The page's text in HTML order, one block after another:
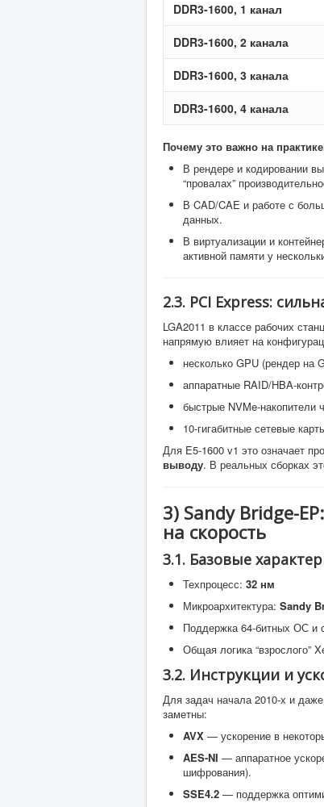
DDR3-1600, 1 канал
DDR3-1600, 2 канала
DDR3-1600, 3 канала
DDR3-1600, 4 канала
Почему это важно на
В рендере и кодировании
“провалах”
В CAD/CAE и работе с
данных.
В виртуализации и
активной памяти у
2.3. PCI Express:
LGA2011 в классе рабочих
напрямую влияет на
несколько GPU (рендер на
аппаратные RAID/HBA-
быстрые NVMe-накопители
10-гигабитные сетевые
Для E5-1600 v1 это означает
выводу. В реальных сборках
3) Sandy Bridge-
на скорость
3.1. Базовые
Техпроцесс: 32 нм
Микроархитектура: Sandy
Поддержка 64-битных ОС и
Общая логика “взрослого”
3.2. Инструкции и
Для задач начала 2010-х и
заметны:
AVX — ускорение в
AES-NI — аппаратное
шифрования).
SSE4.2 — поддержка